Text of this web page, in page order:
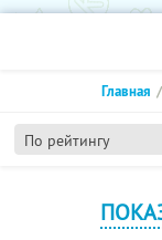
По рейтингу
Главная